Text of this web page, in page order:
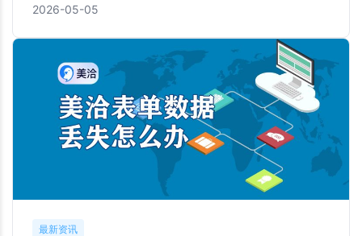
2026-05-05
最新资讯